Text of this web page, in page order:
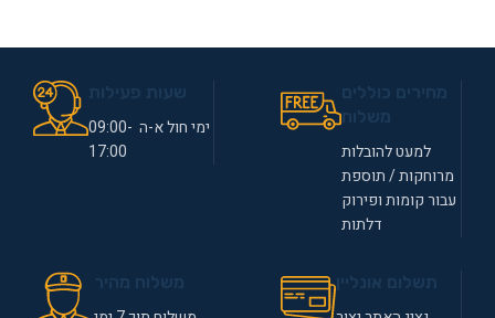
למעט להובלות
מרוחקות / תוספת
עבור קומות ופירוק
דלתות
ימי חול א-ה 09:00-
17:00